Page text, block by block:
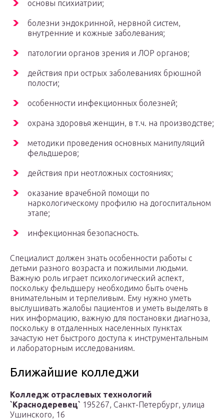
основы психиатрии;
болезни эндокринной, нервной систем,
внутренние и кожные заболевания;
патологии органов зрения и ЛОР органов;
действия при острых заболеваниях брюшной
полости;
особенности инфекционных болезней;
охрана здоровья женщин, в т.ч. на производстве;
методики проведения основных манипуляций
фельдшеров;
действия при неотложных состояниях;
оказание врачебной помощи по
наркологическому профилю на догоспитальном
этапе;
инфекционная безопасность.
Специалист должен знать особенности работы с
детьми разного возраста и пожилыми людьми.
Важную роль играет психологический аспект,
поскольку фельдшеру необходимо быть очень
внимательным и терпеливым. Ему нужно уметь
выслушивать жалобы пациентов и уметь выделять в
них информацию, важную для постановки диагноза,
поскольку в отдаленных населенных пунктах
зачастую нет быстрого доступа к инструментальным
и лабораторным исследованиям.
Ближайшие колледжи
Колледж отраслевых технологий
`Краснодеревец` 195267, Санкт-Петербург, улица
Ушинского, 16